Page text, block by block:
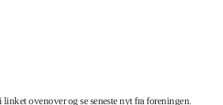
ovenover og se seneste nyt fra foreningen.